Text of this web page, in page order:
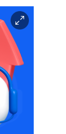
이
미
지
확
대